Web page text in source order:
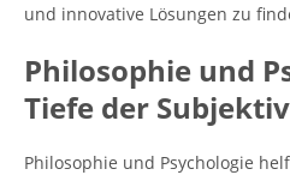
und innovative Lösungen zu
Philosophie und
Tiefe der
Philosophie und Psychologie